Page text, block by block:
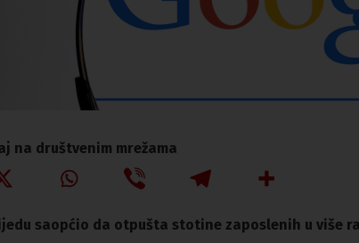
na društvenim mrežama
saopćio da otpušta stotine zaposlenih u više